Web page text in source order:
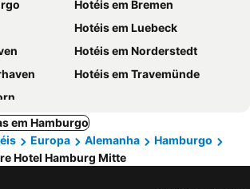
Hotéis em Bremen
Hotéis em Luebeck
Hotéis em Norderstedt
Hotéis em Travemünde
em Hamburgo
Europa Alemanha
Hamburgo
Hotel Hamburg Mitte